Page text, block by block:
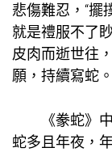
悲傷難忍，“擺
就是禮服不了
皮肉而逝世往
願，持續寫蛇。
《豢蛇》
蛇多且年夜，